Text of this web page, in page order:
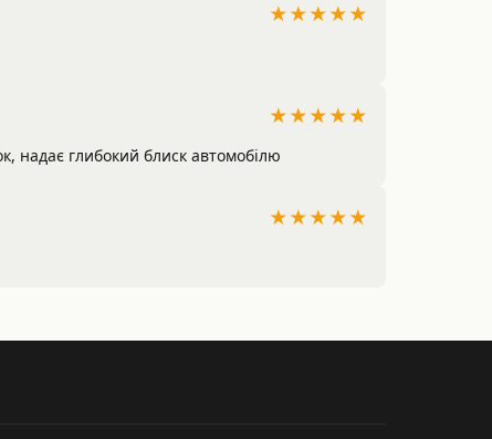
★★★★★
★★★★★
надає глибокий блиск автомобілю
★★★★★